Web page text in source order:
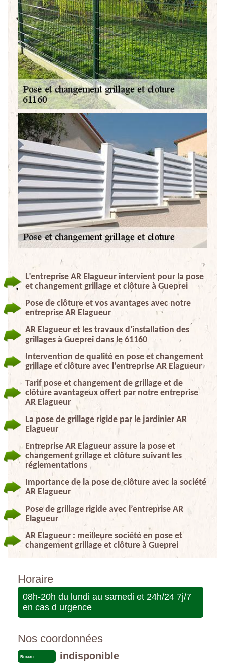
L’entreprise AR Elagueur intervient pour la pose
et changement grillage et clôture à Gueprei
Pose de clôture et vos avantages avec notre
entreprise AR Elagueur
AR Elagueur et les travaux d'installation des
grillages à Gueprei dans le 61160
Intervention de qualité en pose et changement
grillage et clôture avec l’entreprise AR Elagueur
Tarif pose et changement de grillage et de
clôture avantageux offert par notre entreprise
AR Elagueur
La pose de grillage rigide par le jardinier AR
Elagueur
Entreprise AR Elagueur assure la pose et
changement grillage et clôture suivant les
réglementations
Importance de la pose de clôture avec la société
AR Elagueur
Pose de grillage rigide avec l’entreprise AR
Elagueur
AR Elagueur : meilleure société en pose et
changement grillage et clôture à Gueprei
Horaire
08h-20h du lundi au samedi et 24h/24 7j/7
en cas d urgence
Nos coordonnées
Bureau indisponible